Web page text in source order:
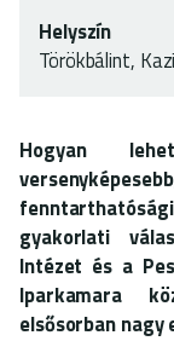
Helyszín
Törökbálint,
Hogyan
gyakorlati
Intézet és a
Iparkamara
elsősorban